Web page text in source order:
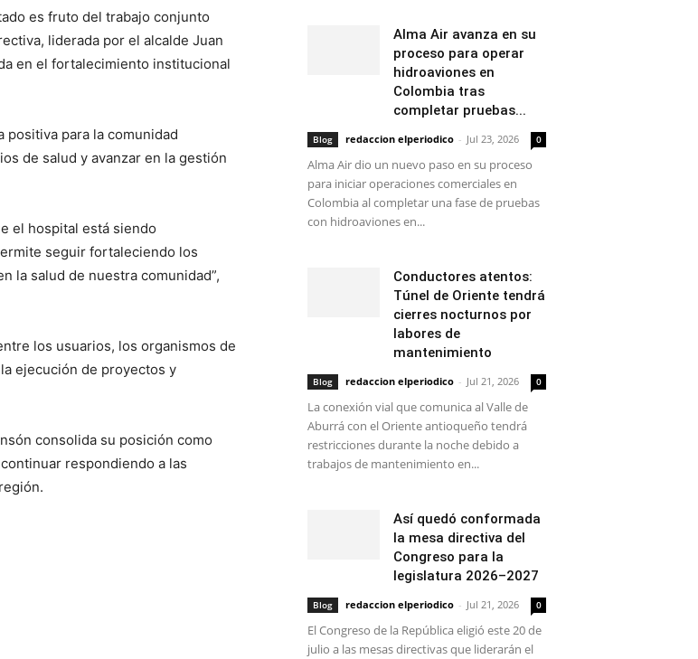
es fruto del trabajo conjunto
liderada por el alcalde Juan
en el fortalecimiento institucional
positiva para la comunidad
de salud y avanzar en la gestión
el hospital está siendo
seguir fortaleciendo los
la salud de nuestra comunidad”,
los usuarios, los organismos de
ejecución de proyectos y
consolida su posición como
respondiendo a las
Alma Air avanza en su
proceso para operar
hidroaviones en
Colombia tras
completar pruebas...
Blog redaccion elperiodico - Jul 23, 2026 0
Alma Air dio un nuevo paso en su proceso
para iniciar operaciones comerciales en
Colombia al completar una fase de pruebas
con hidroaviones en...
Conductores atentos:
Túnel de Oriente tendrá
cierres nocturnos por
labores de
mantenimiento
Blog redaccion elperiodico - Jul 21, 2026 0
La conexión vial que comunica al Valle de
Aburrá con el Oriente antioqueño tendrá
restricciones durante la noche debido a
trabajos de mantenimiento en...
Así quedó conformada
la mesa directiva del
Congreso para la
legislatura 2026–2027
Blog redaccion elperiodico - Jul 21, 2026 0
El Congreso de la República eligió este 20 de
julio a las mesas directivas que liderarán el